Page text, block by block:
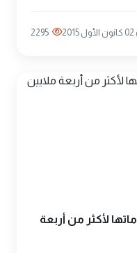
2295
لأكثر من أربعة